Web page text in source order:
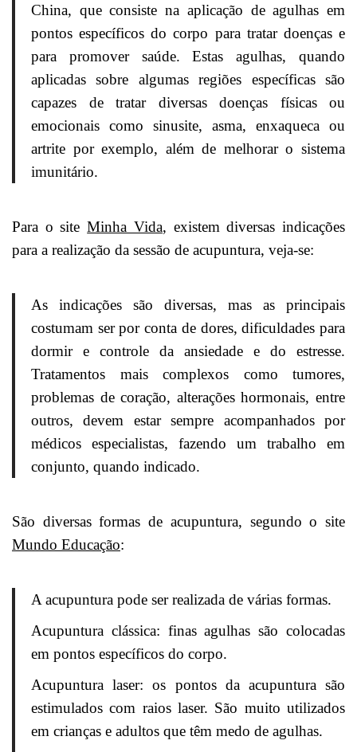
China, que consiste na aplicação de agulhas em
pontos específicos do corpo para tratar doenças e
para promover saúde. Estas agulhas, quando
aplicadas sobre algumas regiões específicas são
capazes de tratar diversas doenças físicas ou
emocionais como sinusite, asma, enxaqueca ou
artrite por exemplo, além de melhorar o sistema
imunitário.
Para o siteMinha Vida, existem diversas indicações
para a realização da sessão de acupuntura, veja-se:
As indicações são diversas, mas as principais
costumam ser por conta de dores, dificuldades para
dormir e controle da ansiedade e do estresse.
Tratamentos mais complexos como tumores,
problemas de coração, alterações hormonais, entre
outros, devem estar sempre acompanhados por
médicos especialistas, fazendo um trabalho em
conjunto, quando indicado.
São diversas formas de acupuntura, segundo o site
Mundo Educação:
A acupuntura pode ser realizada de várias formas.
Acupuntura clássica: finas agulhas são colocadas
em pontos específicos do corpo.
Acupuntura laser: os pontos da acupuntura são
estimulados com raios laser. São muito utilizados
em crianças e adultos que têm medo de agulhas.